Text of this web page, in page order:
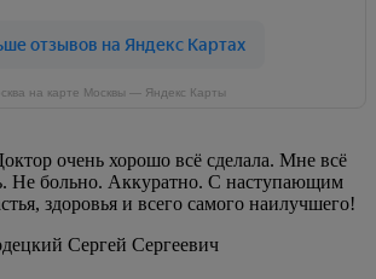
на карте Москвы — Яндекс Карты
очень хорошо всё сделала. Мне всё
Не больно. Аккуратно. С наступающим
здоровья и всего самого наилучшего!
Сергей Сергеевич